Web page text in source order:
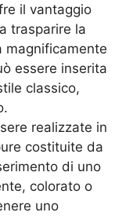
il vantaggio
trasparire la
magnificamente
essere inserita
classico,
realizzate in
costituite da
di uno
colorato o
uno